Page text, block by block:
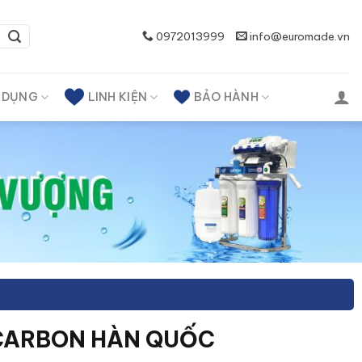
0972013999 info@euromade.vn
LINH KIỆN BẢO HÀNH
HÀN QUỐC